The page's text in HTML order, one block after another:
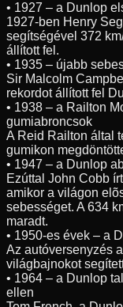
• 1927 – a Dunlop
1927-ben Henry
segítségével 372
állított fel.
• 1935 – újabb
Sir Malcolm
rekordot állított fel
• 1938 – a Railton
gumiabroncsok
A Reid Railton által
gumikon
• 1947 – a Dunlop
Ezúttal John Cobb
amikor a világon
sebességet. A 634
maradt.
• 1950-es évek – a
Az autóversenyzés
világbajnokot
• 1964 – a Dunlop
ellen